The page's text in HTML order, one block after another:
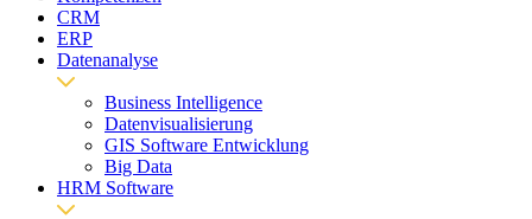
CRM
ERP
Datenanalyse
Business Intelligence
Datenvisualisierung
GIS Software Entwicklung
Big Data
HRM Software